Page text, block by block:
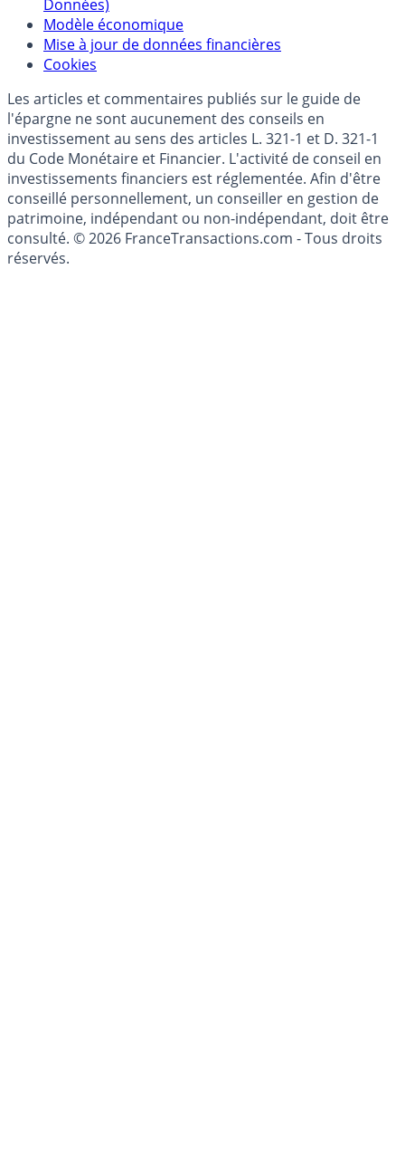
(RGPD - Règlement Général de Protection des
Données)
Modèle économique
Cookies
Les articles et commentaires publiés sur le guide de
l'épargne ne sont aucunement des conseils en
investissement au sens des articles L. 321-1 et D. 321-1
du Code Monétaire et Financier. L'activité de conseil en
investissements financiers est réglementée. Afin d'être
conseillé personnellement, un conseiller en gestion de
patrimoine, indépendant ou non-indépendant, doit être